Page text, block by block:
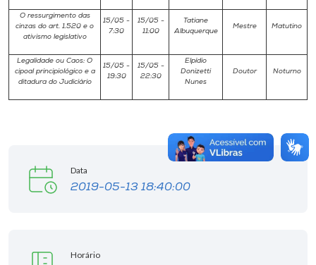
O ressurgimento das
cinzas do art. 1.520 e o
ativismo legislativo
15/05 -
7:30
15/05 -
11:00
Tatiane
Albuquerque
Mestre Matutino
Legalidade ou Caos: O
cipoal principiológico e a
ditadura do Judiciário
15/05 -
19:30
15/05 -
22:30
Elpídio
Donizetti
Nunes
Doutor Noturno
Data
2019-05-13 18:40:00
Horário